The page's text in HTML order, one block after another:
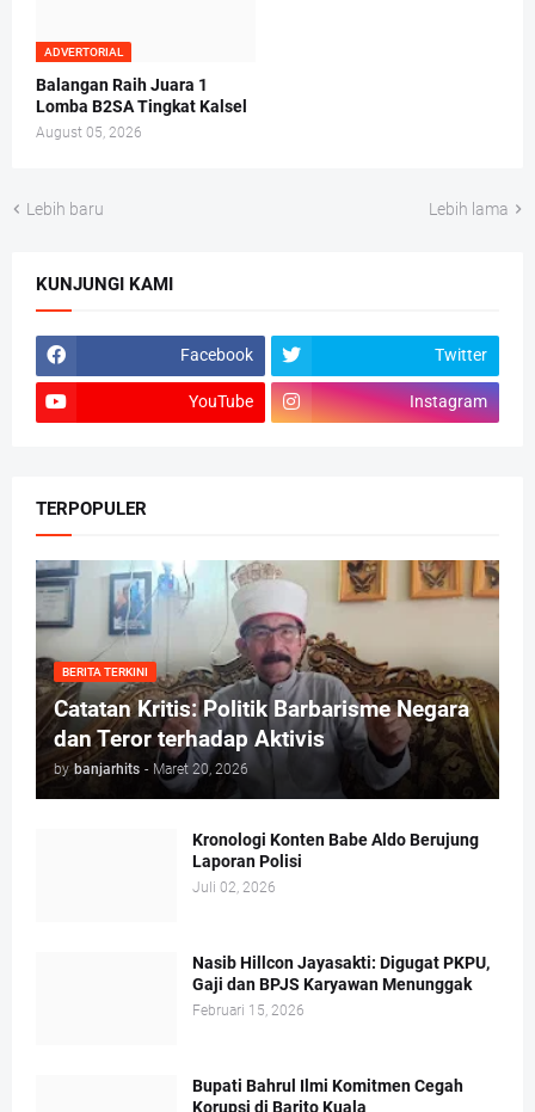
ADVERTORIAL
Balangan Raih Juara 1
Lomba B2SA Tingkat Kalsel
August 05, 2026
Lebih baru Lebih lama
KUNJUNGI KAMI
Facebook Twitter
YouTube Instagram
TERPOPULER
BERITA TERKINI
Catatan Kritis: Politik Barbarisme Negara
dan Teror terhadap Aktivis
by banjarhits - Maret 20, 2026
Kronologi Konten Babe Aldo Berujung
Laporan Polisi
Juli 02, 2026
Nasib Hillcon Jayasakti: Digugat PKPU,
Gaji dan BPJS Karyawan Menunggak
Februari 15, 2026
Bupati Bahrul Ilmi Komitmen Cegah
Korupsi di Barito Kuala